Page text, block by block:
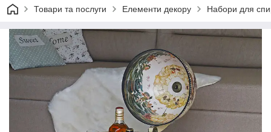
Товари та послуги Елементи декору Набори для